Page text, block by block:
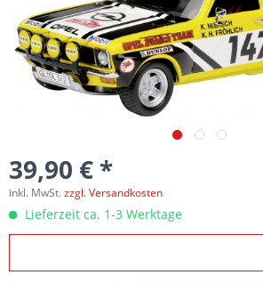
39,90 € *
inkl. MwSt.zzgl. Versandkosten
Lieferzeit ca. 1-3 Werktage